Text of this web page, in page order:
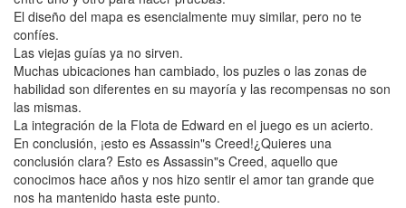
El diseño del mapa es esencialmente muy similar, pero no te
confíes.
Las viejas guías ya no sirven.
Muchas ubicaciones han cambiado, los puzles o las zonas de
habilidad son diferentes en su mayoría y las recompensas no son
las mismas.
La integración de la Flota de Edward en el juego es un acierto.
En conclusión, ¡esto es Assassin"s Creed!¿Quieres una
conclusión clara? Esto es Assassin"s Creed, aquello que
conocimos hace años y nos hizo sentir el amor tan grande que
nos ha mantenido hasta este punto.